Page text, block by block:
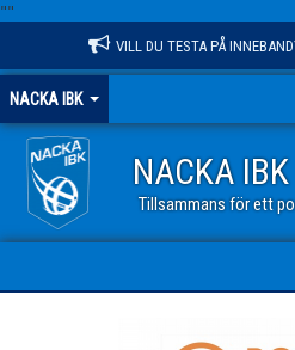
""
VILL DU TESTA PÅ
NACKA IBK
NACKA IBK
Tillsammans för ett